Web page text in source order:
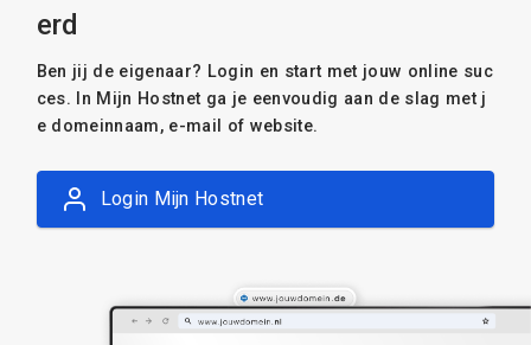
erd
Ben jij de eigenaar? Login en start met jouw online suc
ces. In Mijn Hostnet ga je eenvoudig aan de slag met j
e domeinnaam, e-mail of website.
Login Mijn Hostnet